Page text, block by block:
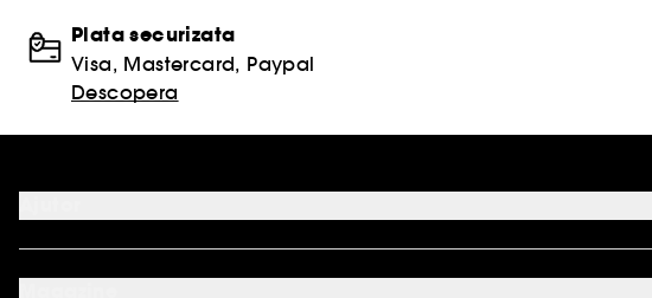
Plata securizata
Visa, Mastercard, Paypal
Descopera
ANPC SAL
ANPC SOL